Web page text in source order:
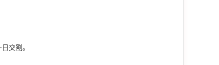
交割。